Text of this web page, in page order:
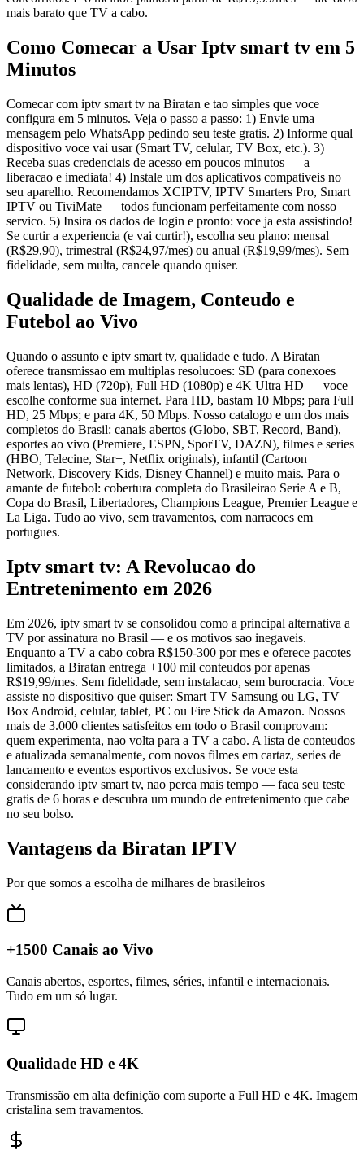
mais barato que TV a cabo.
Como Comecar a Usar Iptv smart tv em 5
Minutos
Comecar com iptv smart tv na Biratan e tao simples que voce
configura em 5 minutos. Veja o passo a passo: 1) Envie uma
mensagem pelo WhatsApp pedindo seu teste gratis. 2) Informe qual
dispositivo voce vai usar (Smart TV, celular, TV Box, etc.). 3)
Receba suas credenciais de acesso em poucos minutos — a
liberacao e imediata! 4) Instale um dos aplicativos compativeis no
seu aparelho. Recomendamos XCIPTV, IPTV Smarters Pro, Smart
IPTV ou TiviMate — todos funcionam perfeitamente com nosso
servico. 5) Insira os dados de login e pronto: voce ja esta assistindo!
Se curtir a experiencia (e vai curtir!), escolha seu plano: mensal
(R$29,90), trimestral (R$24,97/mes) ou anual (R$19,99/mes). Sem
fidelidade, sem multa, cancele quando quiser.
Qualidade de Imagem, Conteudo e
Futebol ao Vivo
Quando o assunto e iptv smart tv, qualidade e tudo. A Biratan
oferece transmissao em multiplas resolucoes: SD (para conexoes
mais lentas), HD (720p), Full HD (1080p) e 4K Ultra HD — voce
escolhe conforme sua internet. Para HD, bastam 10 Mbps; para Full
HD, 25 Mbps; e para 4K, 50 Mbps. Nosso catalogo e um dos mais
completos do Brasil: canais abertos (Globo, SBT, Record, Band),
esportes ao vivo (Premiere, ESPN, SporTV, DAZN), filmes e series
(HBO, Telecine, Star+, Netflix originals), infantil (Cartoon
Network, Discovery Kids, Disney Channel) e muito mais. Para o
amante de futebol: cobertura completa do Brasileirao Serie A e B,
Copa do Brasil, Libertadores, Champions League, Premier League e
La Liga. Tudo ao vivo, sem travamentos, com narracoes em
portugues.
Iptv smart tv: A Revolucao do
Entretenimento em 2026
Em 2026, iptv smart tv se consolidou como a principal alternativa a
TV por assinatura no Brasil — e os motivos sao inegaveis.
Enquanto a TV a cabo cobra R$150-300 por mes e oferece pacotes
limitados, a Biratan entrega +100 mil conteudos por apenas
R$19,99/mes. Sem fidelidade, sem instalacao, sem burocracia. Voce
assiste no dispositivo que quiser: Smart TV Samsung ou LG, TV
Box Android, celular, tablet, PC ou Fire Stick da Amazon. Nossos
mais de 3.000 clientes satisfeitos em todo o Brasil comprovam:
quem experimenta, nao volta para a TV a cabo. A lista de conteudos
e atualizada semanalmente, com novos filmes em cartaz, series de
lancamento e eventos esportivos exclusivos. Se voce esta
considerando iptv smart tv, nao perca mais tempo — faca seu teste
gratis de 6 horas e descubra um mundo de entretenimento que cabe
no seu bolso.
Vantagens da Biratan IPTV
Por que somos a escolha de milhares de brasileiros
+1500 Canais ao Vivo
Canais abertos, esportes, filmes, séries, infantil e internacionais.
Tudo em um só lugar.
Qualidade HD e 4K
Transmissão em alta definição com suporte a Full HD e 4K. Imagem
cristalina sem travamentos.